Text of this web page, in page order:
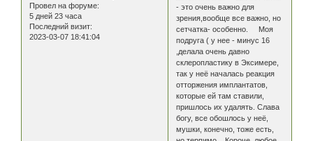
Провел на форуме:
5 дней 23 часа
Последний визит:
2023-03-07 18:41:04
- это очень важно для
зрения,вообще все важно, но
сетчатка- особенно. Моя
подруга ( у нее - минус 16
,делала очень давно
склеропластику в Эксимере,
так у неё началась реакция
отторжения имплантатов,
которые ей там ставили,
пришлось их удалять. Слава
богу, все обошлось у неё,
мушки, конечно, тоже есть,